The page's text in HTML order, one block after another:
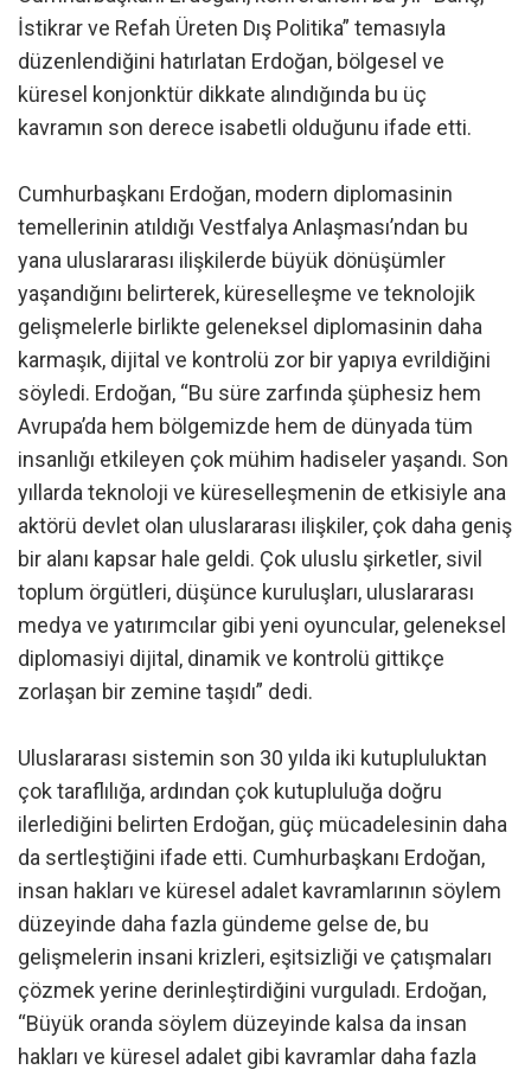
İstikrar ve Refah Üreten Dış Politika” temasıyla
düzenlendiğini hatırlatan Erdoğan, bölgesel ve
küresel konjonktür dikkate alındığında bu üç
kavramın son derece isabetli olduğunu ifade etti.
Cumhurbaşkanı Erdoğan, modern diplomasinin
temellerinin atıldığı Vestfalya Anlaşması’ndan bu
yana uluslararası ilişkilerde büyük dönüşümler
yaşandığını belirterek, küreselleşme ve teknolojik
gelişmelerle birlikte geleneksel diplomasinin daha
karmaşık, dijital ve kontrolü zor bir yapıya evrildiğini
söyledi. Erdoğan, “Bu süre zarfında şüphesiz hem
Avrupa’da hem bölgemizde hem de dünyada tüm
insanlığı etkileyen çok mühim hadiseler yaşandı. Son
yıllarda teknoloji ve küreselleşmenin de etkisiyle ana
aktörü devlet olan uluslararası ilişkiler, çok daha geniş
bir alanı kapsar hale geldi. Çok uluslu şirketler, sivil
toplum örgütleri, düşünce kuruluşları, uluslararası
medya ve yatırımcılar gibi yeni oyuncular, geleneksel
diplomasiyi dijital, dinamik ve kontrolü gittikçe
zorlaşan bir zemine taşıdı” dedi.
Uluslararası sistemin son 30 yılda iki kutupluluktan
çok taraflılığa, ardından çok kutupluluğa doğru
ilerlediğini belirten Erdoğan, güç mücadelesinin daha
da sertleştiğini ifade etti. Cumhurbaşkanı Erdoğan,
insan hakları ve küresel adalet kavramlarının söylem
düzeyinde daha fazla gündeme gelse de, bu
gelişmelerin insani krizleri, eşitsizliği ve çatışmaları
çözmek yerine derinleştirdiğini vurguladı. Erdoğan,
“Büyük oranda söylem düzeyinde kalsa da insan
hakları ve küresel adalet gibi kavramlar daha fazla